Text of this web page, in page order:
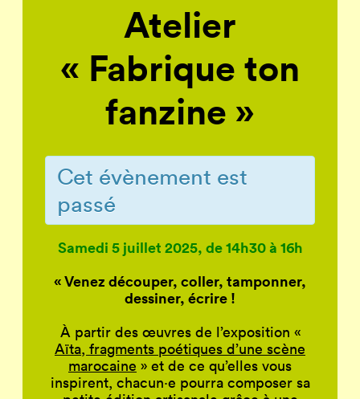
Atelier
« Fabrique ton
fanzine »
Cet évènement est
passé
Samedi 5 juillet 2025, de 14h30 à 16h
« Venez découper, coller, tamponner,
dessiner, écrire !
À partir des œuvres de l’exposition «
Aïta, fragments poétiques d’une scène
marocaine » et de ce qu’elles vous
inspirent, chacun·e pourra composer sa